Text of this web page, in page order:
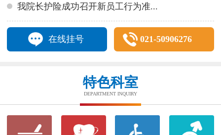
我院长护险成功召开新员工行为准...
在线挂号 021-50906276
特色科室
DEPARTMENT INQUIRY